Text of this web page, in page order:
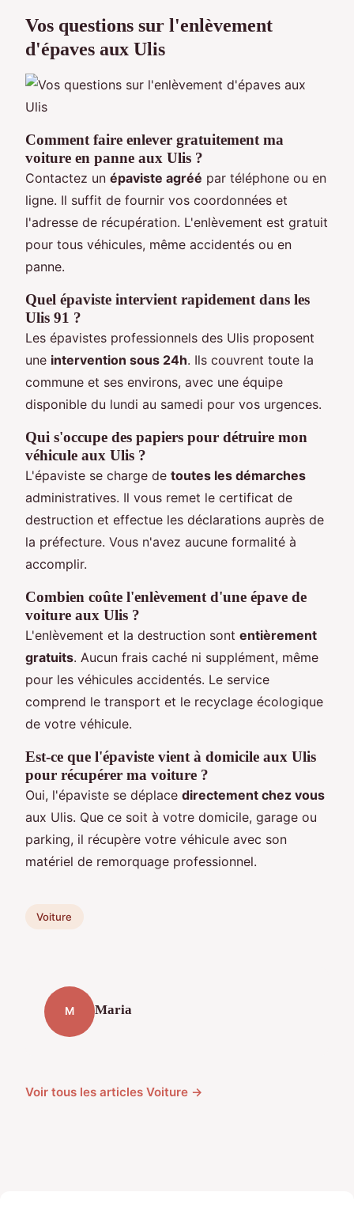
Vos questions sur l'enlèvement
d'épaves aux Ulis
Comment faire enlever gratuitement ma
voiture en panne aux Ulis ?
Contactez un épaviste agréé par téléphone ou en
ligne. Il suffit de fournir vos coordonnées et
l'adresse de récupération. L'enlèvement est gratuit
pour tous véhicules, même accidentés ou en
panne.
Quel épaviste intervient rapidement dans les
Ulis 91 ?
Les épavistes professionnels des Ulis proposent
une intervention sous 24h. Ils couvrent toute la
commune et ses environs, avec une équipe
disponible du lundi au samedi pour vos urgences.
Qui s'occupe des papiers pour détruire mon
véhicule aux Ulis ?
L'épaviste se charge de toutes les démarches
administratives. Il vous remet le certificat de
destruction et effectue les déclarations auprès de
la préfecture. Vous n'avez aucune formalité à
accomplir.
Combien coûte l'enlèvement d'une épave de
voiture aux Ulis ?
L'enlèvement et la destruction sont entièrement
gratuits. Aucun frais caché ni supplément, même
pour les véhicules accidentés. Le service
comprend le transport et le recyclage écologique
de votre véhicule.
Est-ce que l'épaviste vient à domicile aux Ulis
pour récupérer ma voiture ?
Oui, l'épaviste se déplace directement chez vous
aux Ulis. Que ce soit à votre domicile, garage ou
parking, il récupère votre véhicule avec son
matériel de remorquage professionnel.
Voiture
M Maria
Voir tous les articles Voiture →